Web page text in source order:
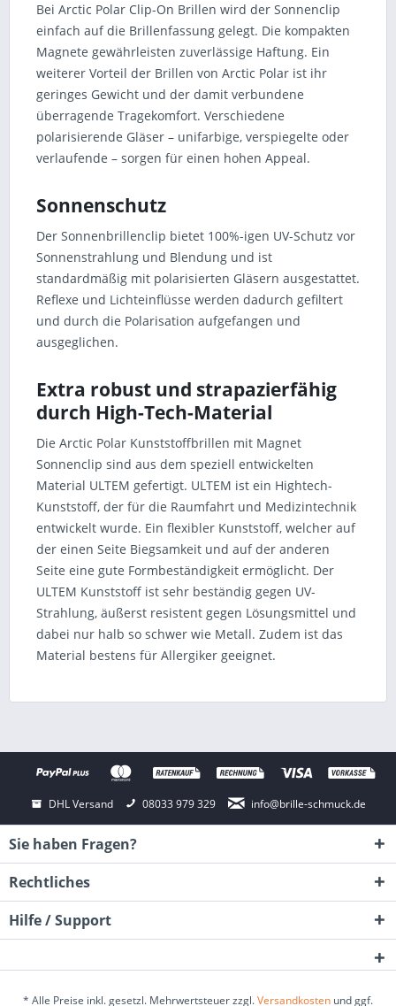
Bei Arctic Polar Clip-On Brillen wird der Sonnenclip
einfach auf die Brillenfassung gelegt. Die kompakten
Magnete gewährleisten zuverlässige Haftung. Ein
weiterer Vorteil der Brillen von Arctic Polar ist ihr
geringes Gewicht und der damit verbundene
überragende Tragekomfort. Verschiedene
polarisierende Gläser – unifarbige, verspiegelte oder
verlaufende – sorgen für einen hohen Appeal.
Sonnenschutz
Der Sonnenbrillenclip bietet 100%-igen UV-Schutz vor
Sonnenstrahlung und Blendung und ist
standardmäßig mit polarisierten Gläsern ausgestattet.
Reflexe und Lichteinflüsse werden dadurch gefiltert
und durch die Polarisation aufgefangen und
ausgeglichen.
Extra robust und strapazierfähig
durch High-Tech-Material
Die Arctic Polar Kunststoffbrillen mit Magnet
Sonnenclip sind aus dem speziell entwickelten
Material ULTEM gefertigt. ULTEM ist ein Hightech-
Kunststoff, der für die Raumfahrt und Medizintechnik
entwickelt wurde. Ein flexibler Kunststoff, welcher auf
der einen Seite Biegsamkeit und auf der anderen
Seite eine gute Formbeständigkeit ermöglicht. Der
ULTEM Kunststoff ist sehr beständig gegen UV-
Strahlung, äußerst resistent gegen Lösungsmittel und
dabei nur halb so schwer wie Metall. Zudem ist das
Material bestens für Allergiker geeignet.
DHL Versand 08033 979 329 info@brille-schmuck.de
Sie haben Fragen?
Rechtliches
Hilfe / Support
* Alle Preise inkl. gesetzl. Mehrwertsteuer zzgl.Versandkosten und ggf.